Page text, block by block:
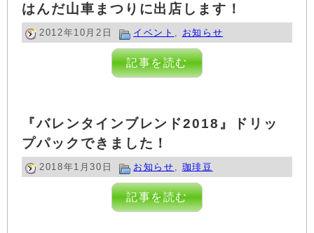
はんだ山車まつりに出店します！
2012年10月2日 イベント お知らせ
記事を読む
『バレンタインブレンド2018』ドリッ
プパックできました！
2018年1月30日 お知らせ 珈琲豆
記事を読む